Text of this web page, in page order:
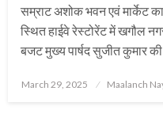
सम्राट अशोक भवन एवं मार्केट
स्थित हाईवे रेस्टोरेंट में खगौल
बजट मुख्य पार्षद सुजीत कुमार
Posted
March 29, 2025 Maalanch